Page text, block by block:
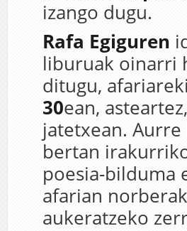
izango dugu.
Rafa Egiguren
liburuak oinarri
ditugu,
30ean, asteartez,
jatetxean.
bertan
poesia-bilduma
afarian
aukeratzeko